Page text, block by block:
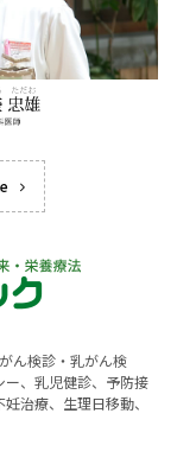
ん検診・乳がん検
、乳児健診、予防接
治療、生理日移動、